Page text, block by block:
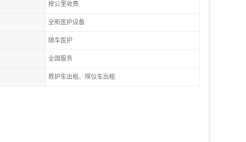
按公里收费
全新医护设备
随车医护
全国服务
救护车出租、殡仪车出租